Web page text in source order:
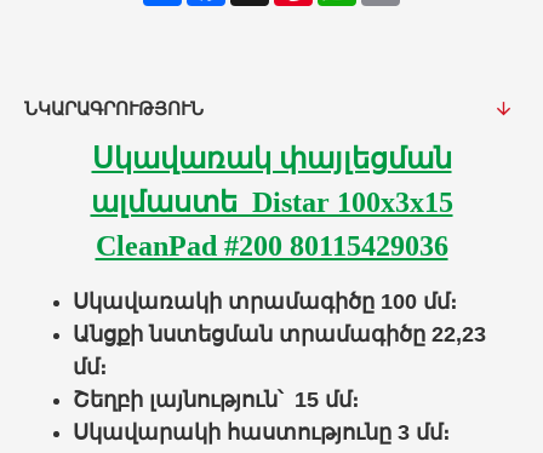
ՆԿԱՐԱԳՐՈՒԹՅՈՒՆ
Սկավառակ փայլեցման
ալմաստե Distar 100x3x15
CleanPad #200 80115429036
Սկավառակի տրամագիծը 100 մմ։
Անցքի նստեցման տրամագիծը 22,23
մմ։
Շեղբի լայնություն՝ 15 մմ։
Սկավարակի հաստությունը 3 մմ։